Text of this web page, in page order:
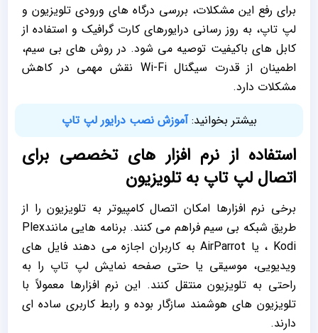
برای رفع این مشکلات، بررسی درگاه ‌های ورودی تلویزیون و
لپ تاپ، به‌ روز رسانی درایورهای کارت گرافیک و استفاده از
کابل‌ های باکیفیت توصیه می ‌شود. در روش ‌های بی ‌سیم،
اطمینان از قدرت سیگنال Wi-Fi نقش مهمی در کاهش
مشکلات دارد.
بیشتر بخوانید:آموزش نصب درایور لپ تاپ
استفاده از نرم ‌افزار های تخصصی برای
اتصال لپ تاپ به تلویزیون
برخی نرم‌ افزارها امکان اتصال کامپیوتر به تلویزیون را از
طریق شبکه بی ‌سیم فراهم می ‌کنند. برنامه ‌هایی مانندPlex
، Kodi یا AirParrot به کاربران اجازه می‌ دهند فایل ‌های
ویدیویی، موسیقی یا حتی صفحه ‌نمایش لپ تاپ را به
‌راحتی به تلویزیون منتقل کنند. این نرم ‌افزارها معمولاً با
تلویزیون‌ های هوشمند سازگار بوده و رابط کاربری ساده‌ ای
دارند.